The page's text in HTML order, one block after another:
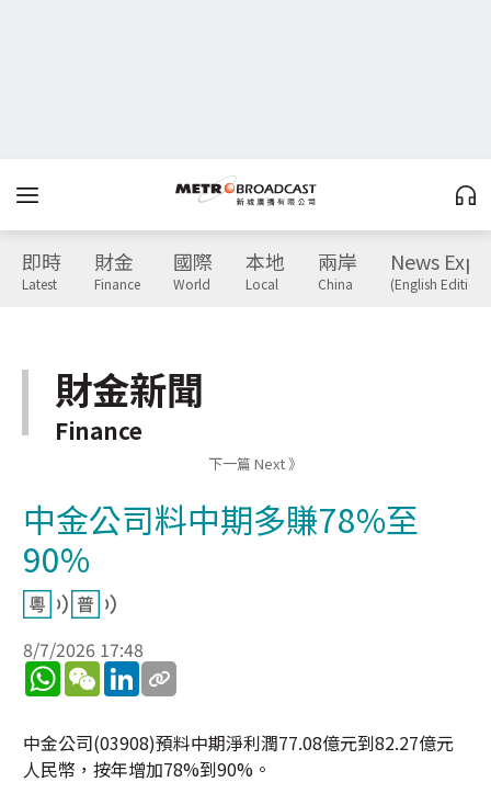
即時
Latest
財金
Finance
國際
World
本地
Local
兩岸
China
News
(English Edition)
財金新聞
Finance
下一篇 Next 》
中金公司料中期多賺78%至
90%
8/7/2026 17:48
WhatsApp
WeChatLinkedIn
中金公司(03908)預料中期淨利潤77.08億元到82.27億元
人民幣，按年增加78%到90%。